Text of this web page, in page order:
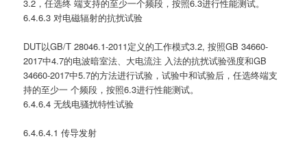
3.2，任选终 端支持的至少一个频段，按照6.3进行性能测试。
6.4.6.3 对电磁辐射的抗扰试验
DUT以GB/T 28046.1-2011定义的工作模式3.2, 按照GB 34660-
2017中4.7的电波暗室法、大电流注 入法的抗扰试验强度和GB
34660-2017中5.7的方法进行试验，试验中和试验后，任选终端支
持的至少一 个频段，按照6.3进行性能测试。
6.4.6.4 无线电骚扰特性试验
6.4.6.4.1 传导发射